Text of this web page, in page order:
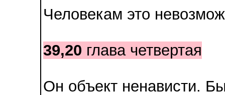
Человекам это
39,20 глава четвертая
Он объект ненависти.